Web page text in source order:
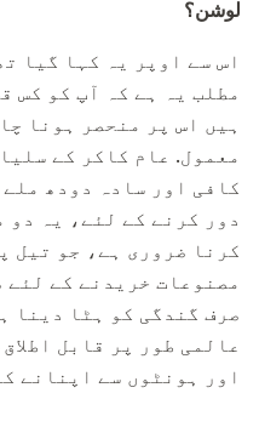
لوشن؟
اس سے اوپر یہ کہا گیا
مطلب یہ ہے کہ آپ کو کس
ہیں اس پر منحصر ہونا
معمول. عام کاکر کے
کافی اور سادہ دودھ
دور کرنے کے لئے، یہ
کرنا ضروری ہے، جو تیل
مصنوعات خریدنے کے
صرف گندگی کو ہٹا دینا
عالمی طور پر قابل
اور ہونٹوں سے اپنانے